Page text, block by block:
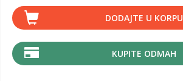
DODAJTE U KORPU
KUPITE ODMAH